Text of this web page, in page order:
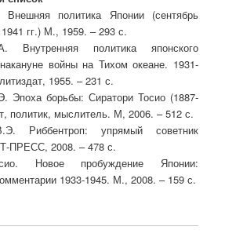
Внешняя политика Японии (сентябрь
гг.) М., 1959. – 293 с.
Внутренняя политика японского
войны на Тихом океане. 1931-
1955. – 231 с.
Эпоха борьбы: Сиратори Тосио (1887-
политик, мыслитель. М, 2006. – 512 с.
Риббентроп: упрямый советник
ПРЕСС, 2008. – 478 с.
Новое пробуждение Японии:
1933-1945. М., 2008. – 159 с.